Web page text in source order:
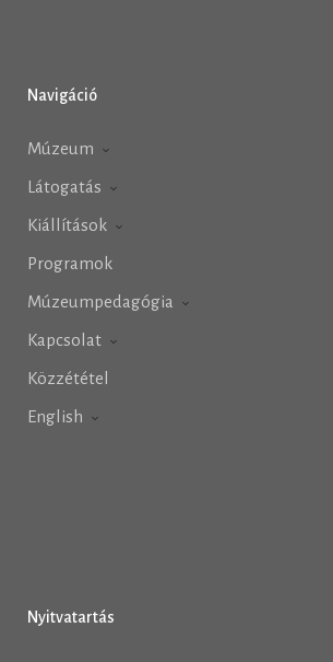
Navigáció
Múzeum
Látogatás
Kiállítások
Programok
Múzeumpedagógia
Kapcsolat
Közzététel
English
Nyitvatartás